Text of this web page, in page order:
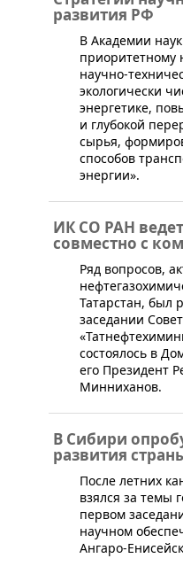
развития РФ
​В Академии
приоритетному
научно-
экологически
энергетике,
и глубокой
сырья,
способов
энергии».
ИК СО РАН
совместно с
​Ряд вопросов,
Татарстан, был
заседании
состоялось в
его Президент
Минниханов.
В Сибири
развития
​После летних
взялся за темы
первом
научном
Ангаро-